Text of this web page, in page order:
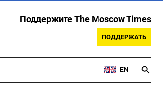
Поддержите The Moscow Times
ПОДДЕРЖАТЬ
EN